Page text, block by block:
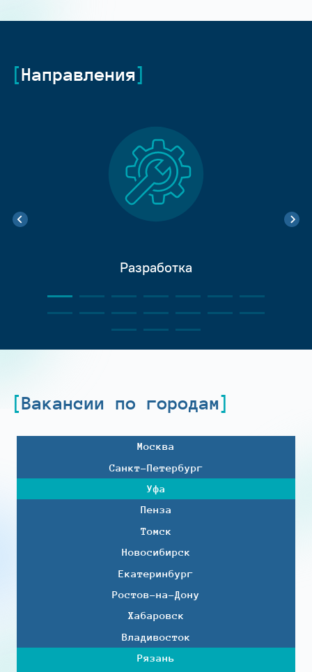
Направления
Разработка
Вакансии по городам
Москва
Санкт-Петербург
Уфа
Пенза
Томск
Новосибирск
Екатеринбург
Ростов-на-Дону
Хабаровск
Владивосток
Рязань